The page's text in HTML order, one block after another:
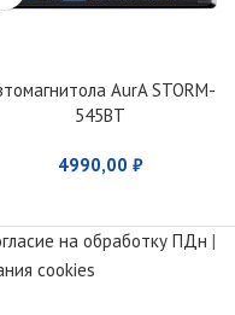
AurA STORM-
545BT
4990,00 ₽
на обработку ПДн |
cookies